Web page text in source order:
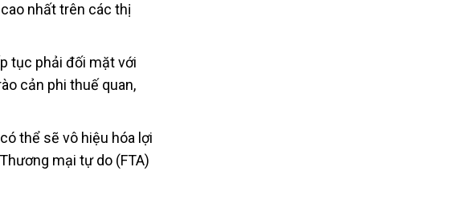
nhất trên các thị
tục phải đối mặt với
cản phi thuế quan,
thể sẽ vô hiệu hóa lợi
mại tự do (FTA)